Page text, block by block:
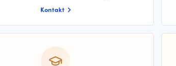
Kontakt